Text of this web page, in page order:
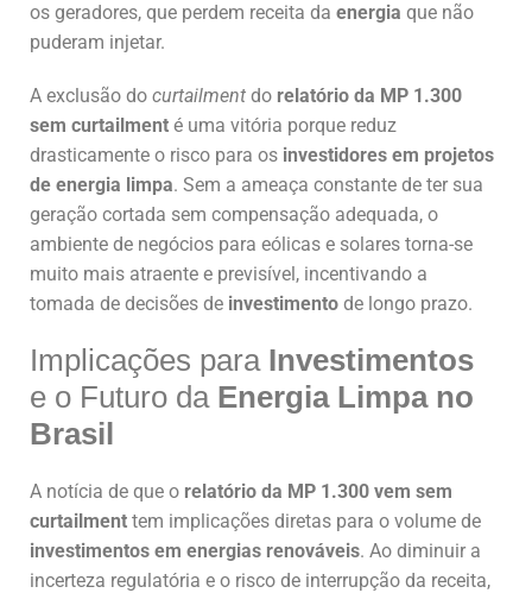
os geradores, que perdem receita da energia que não
puderam injetar.
A exclusão do curtailment do relatório da MP 1.300
sem curtailment é uma vitória porque reduz
drasticamente o risco para os investidores em projetos
de energia limpa. Sem a ameaça constante de ter sua
geração cortada sem compensação adequada, o
ambiente de negócios para eólicas e solares torna-se
muito mais atraente e previsível, incentivando a
tomada de decisões de investimento de longo prazo.
Implicações para Investimentos
e o Futuro da Energia Limpa no
Brasil
A notícia de que o relatório da MP 1.300 vem sem
curtailment tem implicações diretas para o volume de
investimentos em energias renováveis. Ao diminuir a
incerteza regulatória e o risco de interrupção da receita,